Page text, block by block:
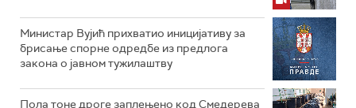
Министар Вујић прихватио иницијативу за
брисање спорне одредбе из предлога
закона o јавном тужилаштву
Пола тоне дроге заплењено код Смедерева